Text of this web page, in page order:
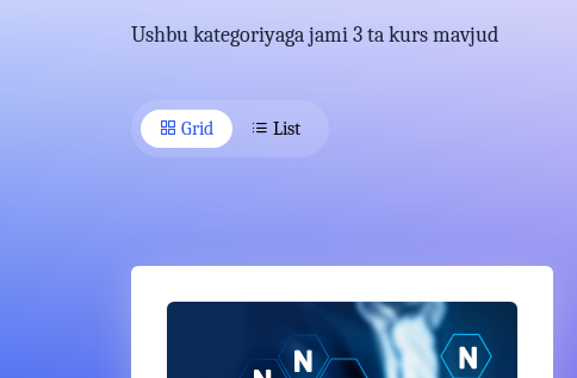
Ushbu kategoriyaga jami 3 ta kurs mavjud
Grid List